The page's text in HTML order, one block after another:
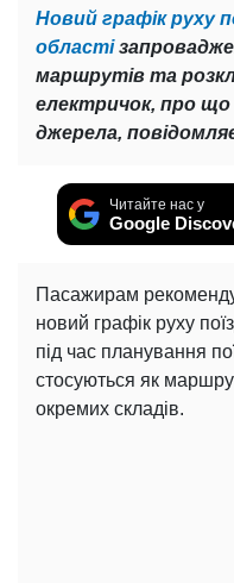
Новий графік руху
області
маршрутів та
електричок, про що
джерела,
Читайте нас у
Google
Пасажирам
новий графік руху
під час планування
стосуються як
окремих складів.